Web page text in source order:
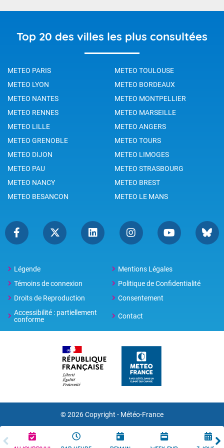
Top 20 des villes les plus consultées
METEO PARIS
METEO TOULOUSE
METEO LYON
METEO BORDEAUX
METEO NANTES
METEO MONTPELLIER
METEO RENNES
METEO MARSEILLE
METEO LILLE
METEO ANGERS
METEO GRENOBLE
METEO TOURS
METEO DIJON
METEO LIMOGES
METEO PAU
METEO STRASBOURG
METEO NANCY
METEO BREST
METEO BESANCON
METEO LE MANS
Légende
Mentions Légales
Témoins de connexion
Politique de Confidentialité
Droits de Reproduction
Consentement
Accessibilité : partiellement
conforme
Contact
© 2026 Copyright - Météo-France